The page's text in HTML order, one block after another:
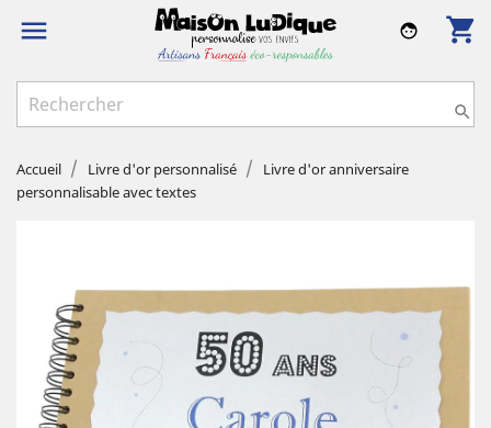
 shopping_cart
face

Accueil Livre d'or personnalisé
Livre d'or anniversaire
personnalisable avec textes